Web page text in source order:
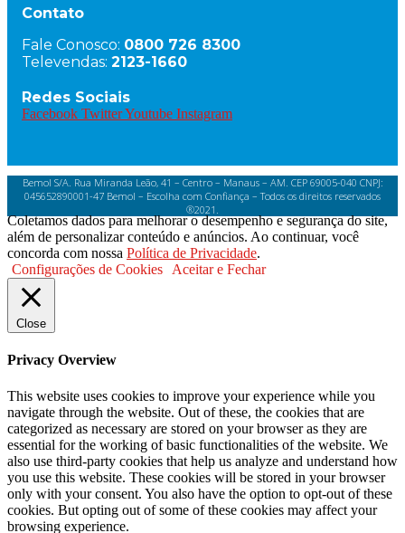
Contato
Fale Conosco: 0800 726 8300
Televendas: 2123-1660
Redes Sociais
Facebook TwitterYoutube Instagram
Bemol S/A. Rua Miranda Leão, 41 – Centro – Manaus – AM. CEP 69005-040 CNPJ:
045652890001-47 Bemol – Escolha com Confiança – Todos os direitos reservados
®2021.
Coletamos dados para melhorar o desempenho e segurança do site,
além de personalizar conteúdo e anúncios. Ao continuar, você
concorda com nossa Política de Privacidade.
Configurações de Cookies
Aceitar e Fechar
Close
Privacy Overview
This website uses cookies to improve your experience while you
navigate through the website. Out of these, the cookies that are
categorized as necessary are stored on your browser as they are
essential for the working of basic functionalities of the website. We
also use third-party cookies that help us analyze and understand how
you use this website. These cookies will be stored in your browser
only with your consent. You also have the option to opt-out of these
cookies. But opting out of some of these cookies may affect your
browsing experience.